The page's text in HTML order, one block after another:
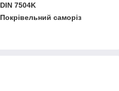
DIN 7504K
Покрівельний саморіз